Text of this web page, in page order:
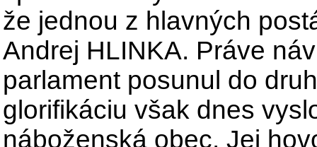
že jednou z hlavných
Andrej HLINKA. Práve
parlament posunul do
glorifikáciu však dnes
náboženská obec. Jej